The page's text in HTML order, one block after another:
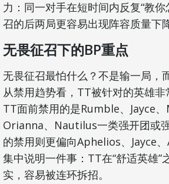
力：同一对手在短时间内反复“教
召的后两局更容易出现阵容质量下
无畏征召下的BP重点
无畏征召最怕什么？不是输一局，
从禁用趋势看，TT被针对的英雄
TT面前禁用的是Rumble、Jayce、
Orianna、Nautilus一类强开团或
的禁用则更偏向Aphelios、Jayce、
集中说明一件事：TT在“舒适英雄”
实，容易被连环拆招。